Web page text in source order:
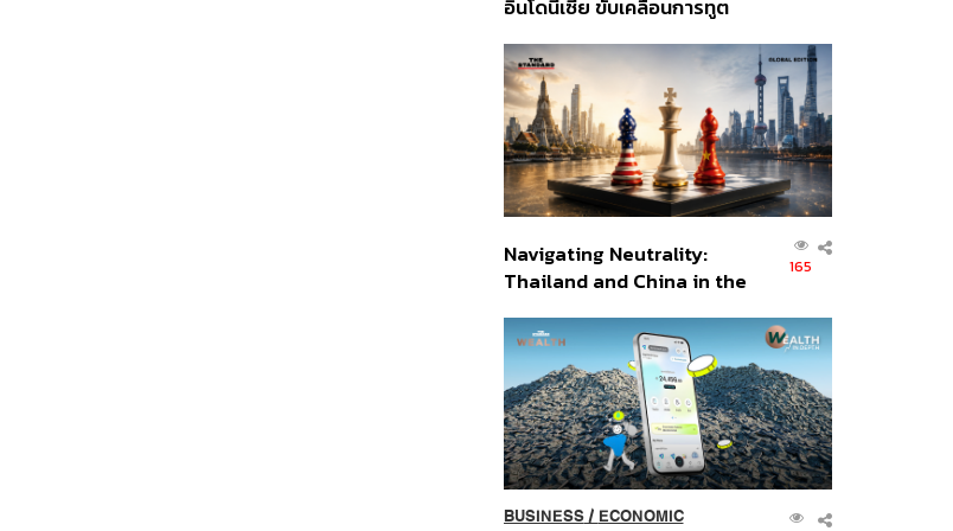
อินโดนีเซีย ขับเคลื่อนการทูต
ส่วนยุทธศาสตร์ไทย –
อินโดนีเซีย
Navigating Neutrality:
Thailand and China in the
Order
165
BUSINESS/ ECONOMIC